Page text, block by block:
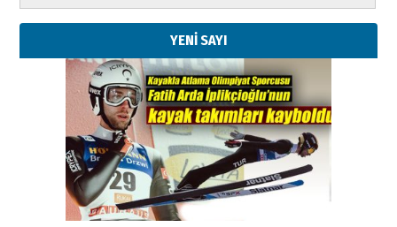
YENİ SAYI
Kenan GÜLERCİ
Metin Külünk: Aileyi Korumak